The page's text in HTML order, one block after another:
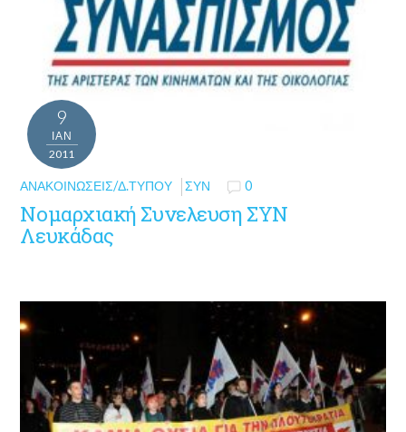
9
ΙΑΝ
2011
ΑΝΑΚΟΙΝΏΣΕΙΣ/Δ.ΤΎΠΟΥ ΣΥΝ 0
Νομαρχιακή Συνελευση ΣΥΝ
Λευκάδας